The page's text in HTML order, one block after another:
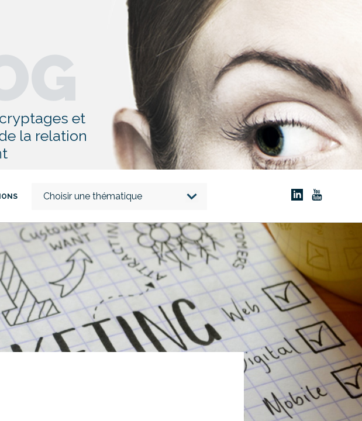
et
la relation
Choisir une thématique